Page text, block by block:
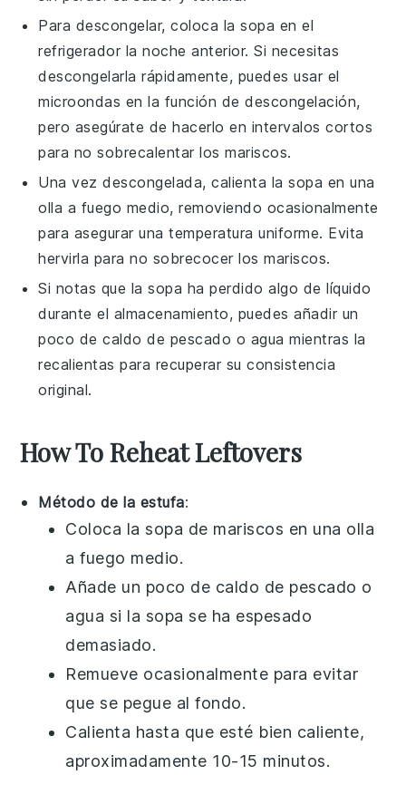
Para descongelar, coloca lasopa en el
refrigerador la noche anterior. Si necesitas
descongelarla rápidamente, puedes usar el
microondas en la función de descongelación,
pero asegúrate de hacerlo en intervalos cortos
para no sobrecalentar losmariscos.
Una vez descongelada, calienta lasopa en una
olla a fuego medio, removiendo ocasionalmente
para asegurar una temperatura uniforme. Evita
hervirla para no sobrecocer losmariscos.
Si notas que lasopa ha perdido algo de líquido
durante el almacenamiento, puedes añadir un
poco decaldo de pescado o agua mientras la
recalientas para recuperar su consistencia
original.
How To Reheat Leftovers
Método de la estufa:
Coloca lasopa de mariscos en una olla
a fuego medio.
Añade un poco de caldo de pescado o
agua si la sopa se ha espesado
demasiado.
Remueve ocasionalmente para evitar
que se pegue al fondo.
Calienta hasta que esté bien caliente,
aproximadamente 10-15 minutos.